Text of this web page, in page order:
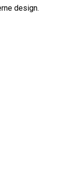
design.